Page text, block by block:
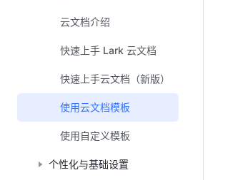
云文档介绍
快速上手 Lark 云文档
快速上手云文档（新版）
使用云文档模板
使用自定义模板
个性化与基础设置